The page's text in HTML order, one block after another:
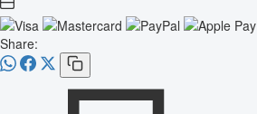
Share: